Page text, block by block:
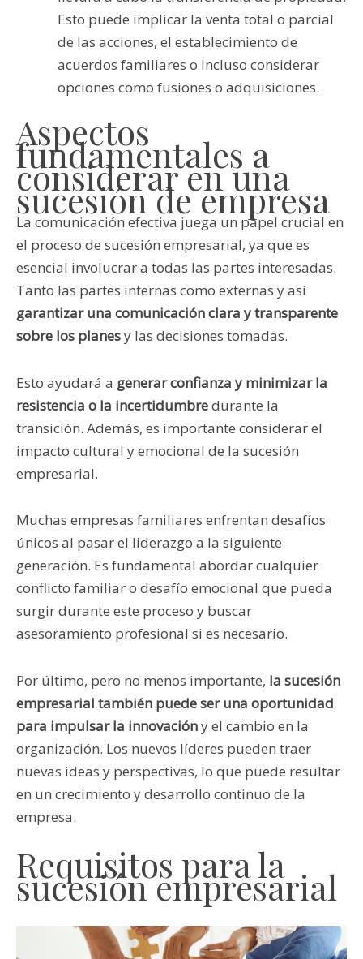
Esto puede implicar la venta total o parcial
de las acciones, el establecimiento de
acuerdos familiares o incluso considerar
opciones como fusiones o adquisiciones.
Aspectos
fundamentales a
considerar en una
sucesión de empresa
La comunicación efectiva juega un papel crucial en
el proceso de sucesión empresarial, ya que es
esencial involucrar a todas las partes interesadas.
Tanto las partes internas como externas y así
garantizar una comunicación clara y transparente
sobre los planesy las decisiones tomadas.
Esto ayudará a generar confianza y minimizar la
resistencia o la incertidumbredurante la
transición. Además, es importante considerar el
impacto cultural y emocional de la sucesión
empresarial.
Muchas empresas familiares enfrentan desafíos
únicos al pasar el liderazgo a la siguiente
generación. Es fundamental abordar cualquier
conflicto familiar o desafío emocional que pueda
surgir durante este proceso y buscar
asesoramiento profesional si es necesario.
Por último, pero no menos importante, la sucesión
empresarial también puede ser una oportunidad
para impulsar la innovacióny el cambio en la
organización. Los nuevos líderes pueden traer
nuevas ideas y perspectivas, lo que puede resultar
en un crecimiento y desarrollo continuo de la
empresa.
Requisitos para la
sucesión empresarial